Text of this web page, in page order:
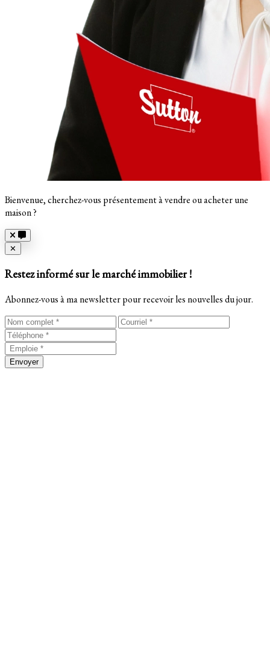
Bienvenue, cherchez-vous présentement à vendre ou acheter une
maison ?
Close
✕
Restez informé sur le marché immobilier !
Abonnez-vous à ma newsletter pour recevoir les nouvelles du jour.
Envoyer